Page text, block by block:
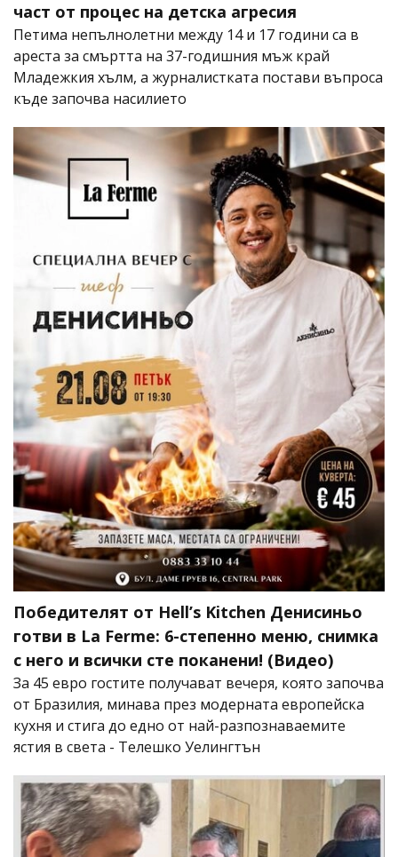
част от процес на детска агресия
Петима непълнолетни между 14 и 17 години са в
ареста за смъртта на 37-годишния мъж край
Младежкия хълм, а журналистката постави въпроса
къде започва насилието
Победителят от Hell’s Kitchen Денисиньо
готви в La Ferme: 6-степенно меню, снимка
с него и всички сте поканени! (Видео)
За 45 евро гостите получават вечеря, която започва
от Бразилия, минава през модерната европейска
кухня и стига до едно от най-разпознаваемите
ястия в света - Телешко Уелингтън